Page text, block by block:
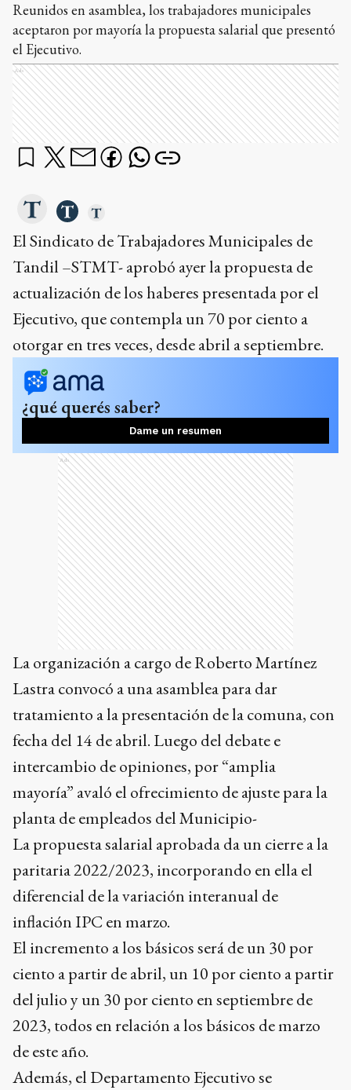
Reunidos en asamblea, los trabajadores municipales
aceptaron por mayoría la propuesta salarial que presentó
el Ejecutivo.
Ads
El Sindicato de Trabajadores Municipales de
Tandil –STMT- aprobó ayer la propuesta de
actualización de los haberes presentada por el
Ejecutivo, que contempla un 70 por ciento a
otorgar en tres veces, desde abril a septiembre.
¿qué querés saber?
Dame un resumen
Ads
La organización a cargo de Roberto Martínez
Lastra convocó a una asamblea para dar
tratamiento a la presentación de la comuna, con
fecha del 14 de abril. Luego del debate e
intercambio de opiniones, por “amplia
mayoría” avaló el ofrecimiento de ajuste para la
planta de empleados del Municipio-
La propuesta salarial aprobada da un cierre a la
paritaria 2022/2023, incorporando en ella el
diferencial de la variación interanual de
inflación IPC en marzo.
El incremento a los básicos será de un 30 por
ciento a partir de abril, un 10 por ciento a partir
del julio y un 30 por ciento en septiembre de
2023, todos en relación a los básicos de marzo
de este año.
Además, el Departamento Ejecutivo se